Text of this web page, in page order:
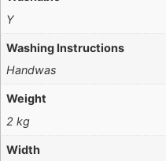
Y
Washing Instructions
Handwas
Weight
2 kg
Width